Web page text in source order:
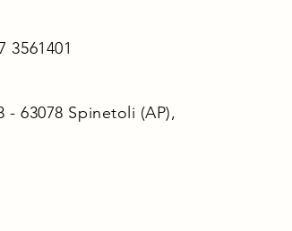
3561401
- 63078 Spinetoli (AP),